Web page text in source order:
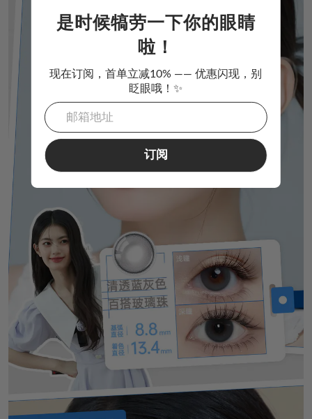
是时候犒劳一下你的眼睛
啦！
现在订阅，首单立减10% —— 优惠闪现，别
眨眼哦！✨
订阅